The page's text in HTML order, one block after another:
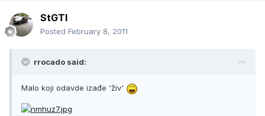
StGTI
Posted February 8, 2011
rrocado said:
Malo koji odavde izađe 'živ'